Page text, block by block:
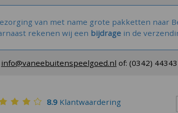
van met name grote pakketten naar
rekenen wij een bijdragein de
info@vaneebuitenspeelgoed.nl of:(0342)
8.9Klantwaardering